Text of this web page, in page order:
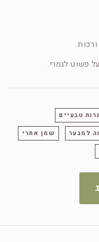
פשוט לגמרי.
נרות טבעיים
למבער שמן אתרי